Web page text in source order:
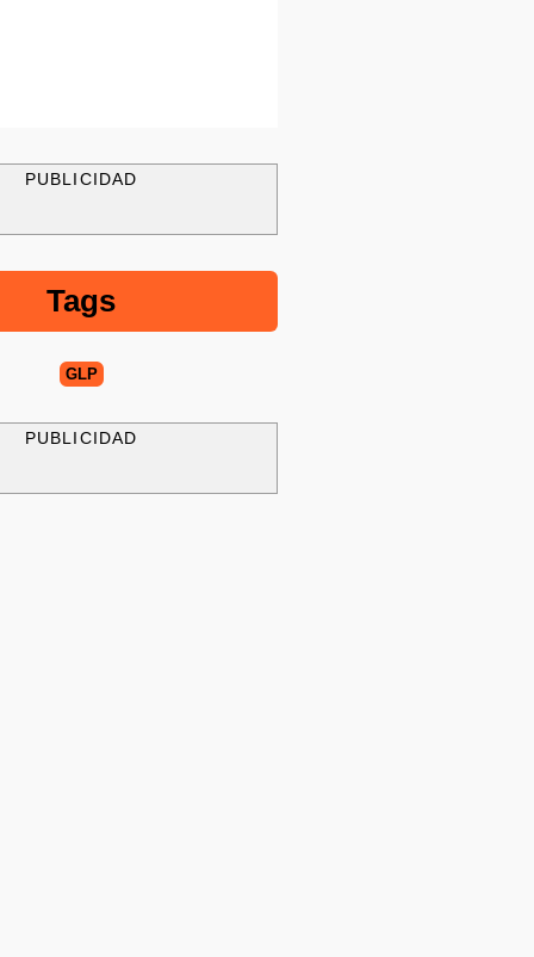
PUBLICIDAD
Tags
GLP
PUBLICIDAD